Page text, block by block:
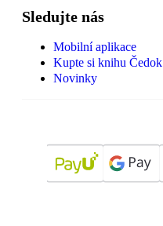
Sledujte nás
Mobilní aplikace
Kupte si knihu Čedok
Novinky